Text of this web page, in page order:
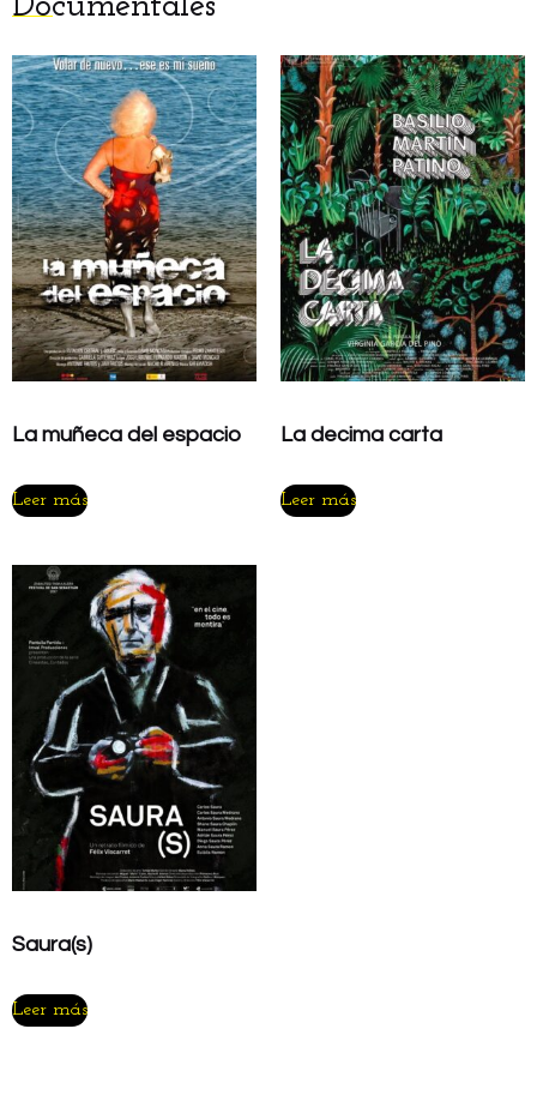
La muñeca del espacio
Leer más
La decima carta
Leer más
Saura(s)
Leer más